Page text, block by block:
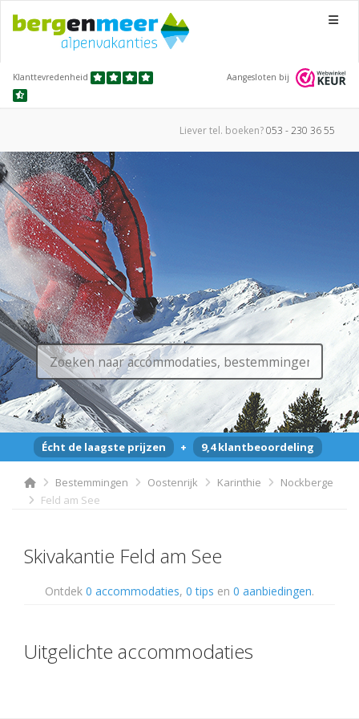
Menu
Klanttevredenheid Aangesloten bij
Liever tel. boeken?053 - 230 36 55
Écht de laagste prijzen + 9,4 klantbeoordeling
Bestemmingen Oostenrijk Karinthie
Nockberge
Feld am See
Skivakantie Feld am See
Ontdek 0 accommodaties, 0 tips en 0 aanbiedingen.
Uitgelichte accommodaties